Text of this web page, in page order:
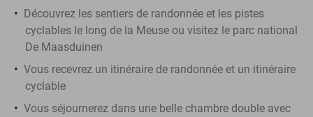
Découvrez les sentiers de randonnée et les pistes
cyclables le long de la Meuse ou visitez le parc national
De Maasduinen
Vous recevrez un itinéraire de randonnée et un itinéraire
cyclable
Vous séjournerez dans une belle chambre double avec